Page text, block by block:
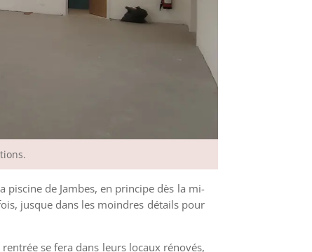
piscine de Jambes, en principe dès la mi-
jusque dans les moindres détails pour
se fera dans leurs locaux rénovés,